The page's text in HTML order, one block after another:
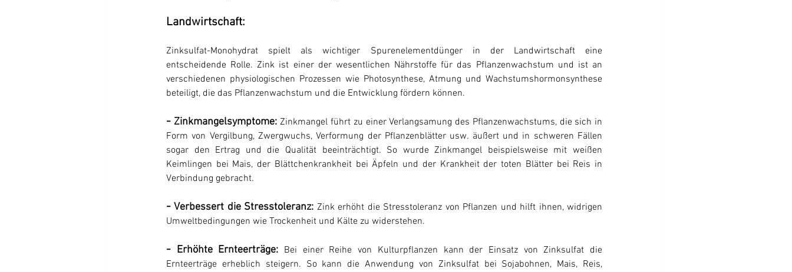
Landwirtschaft:
Zinksulfat-Monohydrat spielt als wichtiger Spurenelementdünger in der Landwirtschaft eine
entscheidende Rolle. Zink ist einer der wesentlichen Nährstoffe für das Pflanzenwachstum und ist an
verschiedenen physiologischen Prozessen wie Photosynthese, Atmung und Wachstumshormonsynthese
beteiligt, die das Pflanzenwachstum und die Entwicklung fördern können.
- Zinkmangelsymptome: Zinkmangel führt zu einer Verlangsamung des Pflanzenwachstums, die sich in
Form von Vergilbung, Zwergwuchs, Verformung der Pflanzenblätter usw. äußert und in schweren Fällen
sogar den Ertrag und die Qualität beeinträchtigt. So wurde Zinkmangel beispielsweise mit weißen
Keimlingen bei Mais, der Blättchenkrankheit bei Äpfeln und der Krankheit der toten Blätter bei Reis in
Verbindung gebracht.
- Verbessert die Stresstoleranz: Zink erhöht die Stresstoleranz von Pflanzen und hilft ihnen, widrigen
Umweltbedingungen wie Trockenheit und Kälte zu widerstehen.
- Erhöhte Ernteerträge: Bei einer Reihe von Kulturpflanzen kann der Einsatz von Zinksulfat die
Ernteerträge erheblich steigern. So kann die Anwendung von Zinksulfat bei Sojabohnen, Mais, Reis,